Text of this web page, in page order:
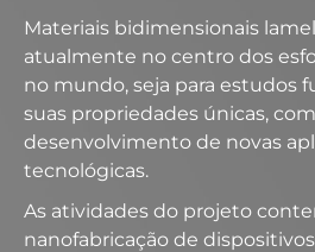
Materiais bidimensionais
atualmente no centro dos
no mundo, seja para estudos
suas propriedades únicas,
desenvolvimento de novas
tecnológicas.
As atividades do projeto
nanofabricação de